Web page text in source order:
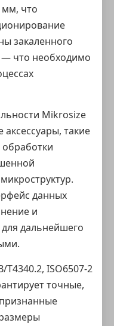
мм, что
закаленного
— что необходимо
Mikrosize
такие
обработки
данных
и
дальнейшего
T4340.2, ISO6507-2
точные,